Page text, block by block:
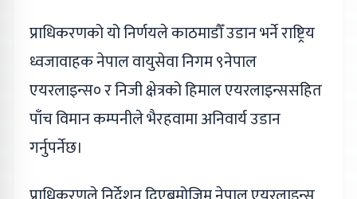
प्राधिकरणको यो निर्णयले काठमाडौँ उडान भर्ने राष्ट्रिय
ध्वजावाहक नेपाल वायुसेवा निगम ९नेपाल
एयरलाइन्स० र निजी क्षेत्रको हिमाल एयरलाइन्ससहित
पाँच विमान कम्पनीले भैरहवामा अनिवार्य उडान
गर्नुपर्नेछ।